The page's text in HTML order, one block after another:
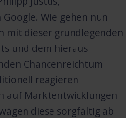
Wie gehen nun
mit dieser grundlegenden
und dem hieraus
Chancenreichtum
reagieren
auf Marktentwicklungen
diese sorgfältig ab